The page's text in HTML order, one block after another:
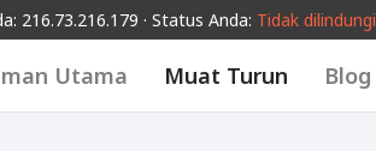
216.73.216.179 · Status Anda: Tidak dilindungi
Utama Muat Turun Blog